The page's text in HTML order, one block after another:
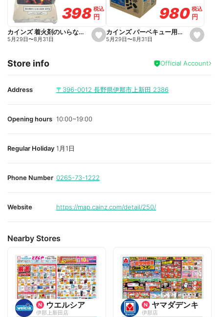
o
r
i
e
o
r
i
e
s
e
i
t
398
398税込
税込
円
円
カインズ 着火剤のいらない 豆炭 屋外専用 500g
5月29日〜8月31日
s
e
a
980
980 税込
税込
円
円
カインズ バーベキュー用木炭 6kg 6~8人用
5月29日〜8月31日
Store info Official Account
Address 〒396-0012 長野県伊那市上新田 2386
Opening hours 10:00~19:00
Regular Holiday 1月1日
Phone Number 0265-73-1222
Website https://map.cainz.com/detail/250/
Nearby Stores
ウエルシア
伊那上新田店
ヤマダデンキ
伊那店